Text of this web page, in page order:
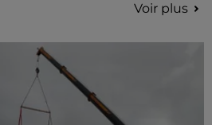
Voir plus